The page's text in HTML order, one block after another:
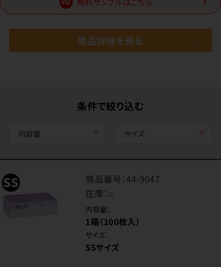
商品詳細を見る
条件で絞り込む
内容量 サイズ
商品番号：44-9047
在庫：○
内容量：
1箱（100枚入）
サイズ：
SSサイズ